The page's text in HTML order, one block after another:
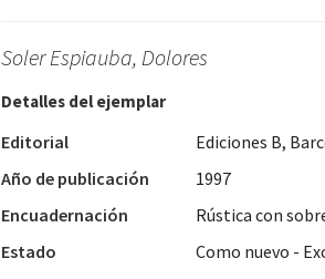
Soler Espiauba, Dolores
Detalles del ejemplar
Editorial
Ediciones B,
Año de publicación
1997
Encuadernación
Rústica con
Estado
Como nuevo -